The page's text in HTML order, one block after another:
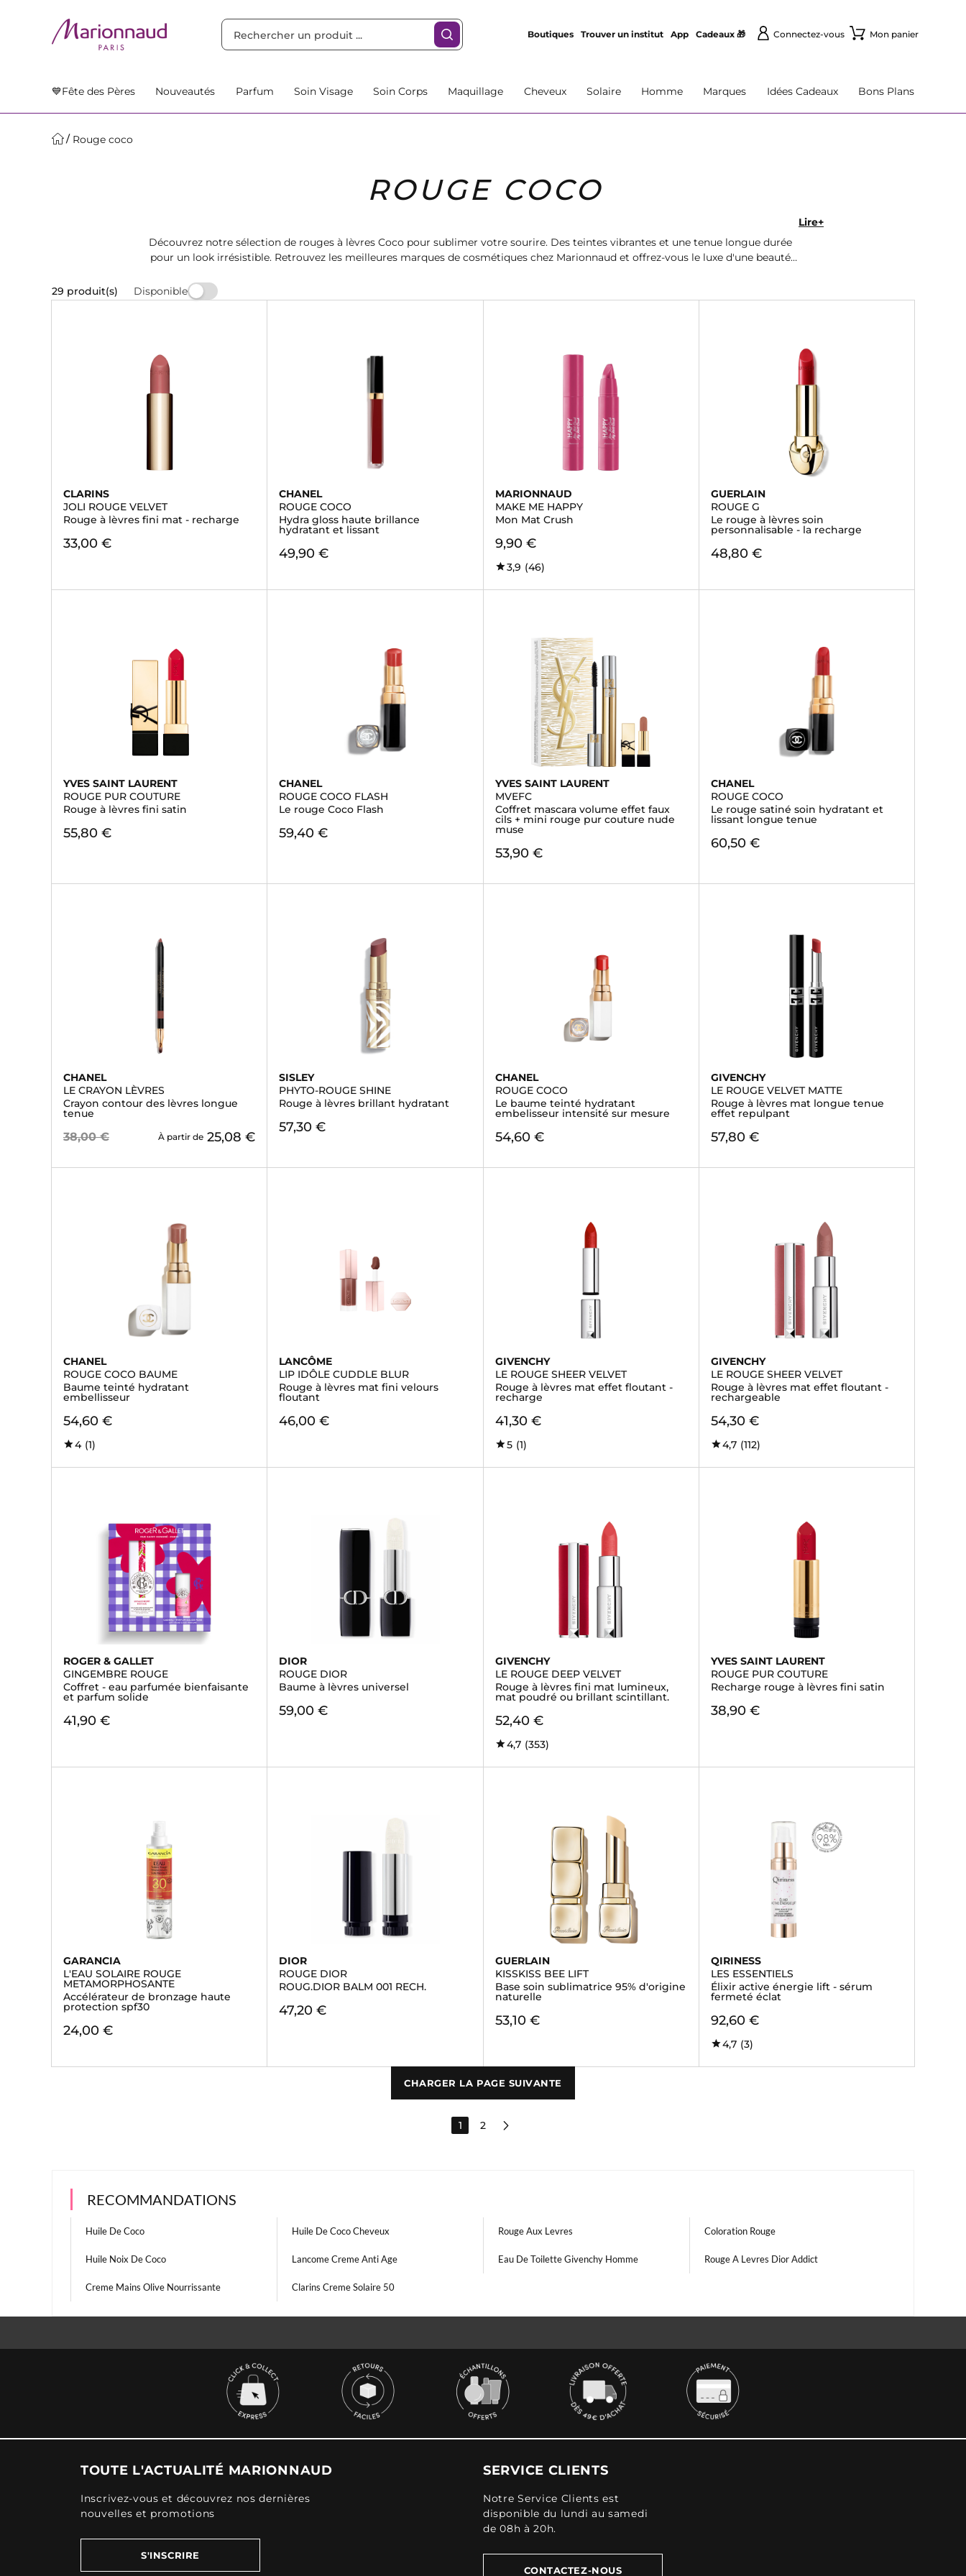
Boutiques Trouver un institut App Cadeaux 🎁 Connectez-vous Mon panier
💙Fête des Pères Nouveautés Parfum Soin Visage Soin Corps Maquillage Cheveux Solaire Homme Marques Idées Cadeaux Bons Plans
Rouge coco
ROUGE COCO
Découvrez notre sélection de rouges à lèvres Coco pour sublimer votre sourire. Des teintes vibrantes et une tenue longue durée
pour un look irrésistible. Retrouvez les meilleures marques de cosmétiques chez Marionnaud et offrez-vous le luxe d'une beauté
Lire+
29 produit(s) Disponible
CLARINS
JOLI ROUGE VELVET
Rouge à lèvres fini mat - recharge
33,00 €
CHANEL
ROUGE COCO
Hydra gloss haute brillance
hydratant et lissant
49,90 €
MARIONNAUD
MAKE ME HAPPY
Mon Mat Crush
9,90 €
3,9 (46)
GUERLAIN
ROUGE G
Le rouge à lèvres soin
personnalisable - la recharge
48,80 €
YVES SAINT LAURENT
ROUGE PUR COUTURE
Rouge à lèvres fini satin
55,80 €
CHANEL
ROUGE COCO FLASH
Le rouge Coco Flash
59,40 €
YVES SAINT LAURENT
MVEFC
Coffret mascara volume effet faux
cils + mini rouge pur couture nude
muse
53,90 €
CHANEL
ROUGE COCO
Le rouge satiné soin hydratant et
lissant longue tenue
60,50 €
CHANEL
LE CRAYON LÈVRES
Crayon contour des lèvres longue
tenue
38,00 € À partir de 25,08 €
SISLEY
PHYTO-ROUGE SHINE
Rouge à lèvres brillant hydratant
57,30 €
CHANEL
ROUGE COCO
Le baume teinté hydratant
embelisseur intensité sur mesure
54,60 €
GIVENCHY
LE ROUGE VELVET MATTE
Rouge à lèvres mat longue tenue
effet repulpant
57,80 €
CHANEL
ROUGE COCO BAUME
Baume teinté hydratant
embellisseur
54,60 €
4 (1)
LANCÔME
LIP IDÔLE CUDDLE BLUR
Rouge à lèvres mat fini velours
floutant
46,00 €
GIVENCHY
LE ROUGE SHEER VELVET
Rouge à lèvres mat effet floutant -
recharge
41,30 €
5 (1)
GIVENCHY
LE ROUGE SHEER VELVET
Rouge à lèvres mat effet floutant -
rechargeable
54,30 €
4,7 (112)
ROGER & GALLET
GINGEMBRE ROUGE
Coffret - eau parfumée bienfaisante
et parfum solide
41,90 €
DIOR
ROUGE DIOR
Baume à lèvres universel
59,00 €
GIVENCHY
LE ROUGE DEEP VELVET
Rouge à lèvres fini mat lumineux,
mat poudré ou brillant scintillant.
52,40 €
4,7 (353)
YVES SAINT LAURENT
ROUGE PUR COUTURE
Recharge rouge à lèvres fini satin
38,90 €
GARANCIA
L'EAU SOLAIRE ROUGE
METAMORPHOSANTE
Accélérateur de bronzage haute
protection spf30
24,00 €
DIOR
ROUGE DIOR
ROUG.DIOR BALM 001 RECH.
47,20 €
GUERLAIN
KISSKISS BEE LIFT
Base soin sublimatrice 95% d'origine
naturelle
53,10 €
QIRINESS
LES ESSENTIELS
Élixir active énergie lift - sérum
fermeté éclat
92,60 €
4,7 (3)
CHARGER LA PAGE SUIVANTE
1 2
RECOMMANDATIONS
Huile De Coco Huile De Coco Cheveux Rouge Aux Levres Coloration Rouge
Huile Noix De Coco Lancome Creme Anti Age Eau De Toilette Givenchy Homme Rouge A Levres Dior Addict
Creme Mains Olive Nourrissante Clarins Creme Solaire 50
TOUTE L'ACTUALITÉ MARIONNAUD
Inscrivez-vous et découvrez nos dernières
nouvelles et promotions
S'INSCRIRE
SERVICE CLIENTS
Notre Service Clients est
disponible du lundi au samedi
de 08h à 20h.
CONTACTEZ-NOUS